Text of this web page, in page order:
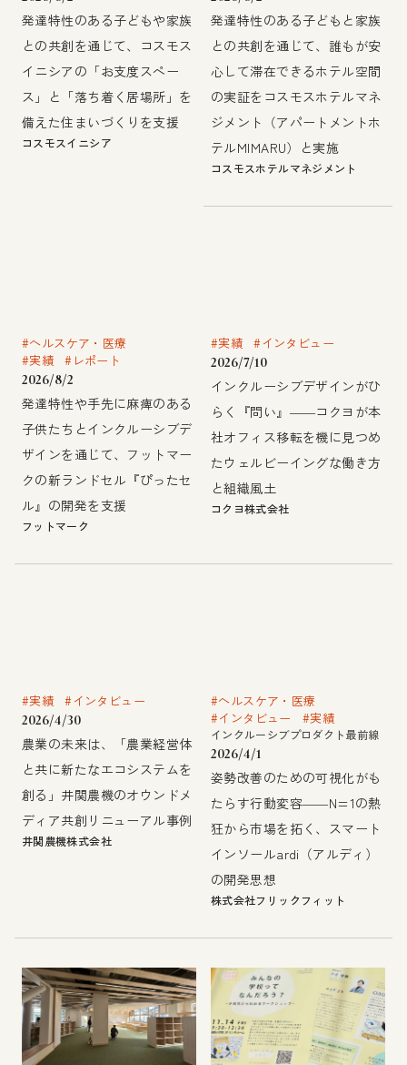
発達特性のある子どもや家族
との共創を通じて、コスモス
イニシアの「お支度スペー
ス」と「落ち着く居場所」を
備えた住まいづくりを支援
コスモスイニシア
発達特性のある子どもと家族
との共創を通じて、誰もが安
心して滞在できるホテル空間
の実証をコスモスホテルマネ
ジメント（アパートメントホ
テルMIMARU）と実施
コスモスホテルマネジメント
発達特性や手先に麻痺のある
子供たちとインクルーシブデ
ザインを通じて、フットマー
クの新ランドセル『ぴったセ
ル』の開発を支援
2026/8/2
フットマーク
#ヘルスケア・医療
#実績
#レポート
インクルーシブデザインがひ
らく『問い』――コクヨが本
社オフィス移転を機に見つめ
たウェルビーイングな働き方
と組織風土
2026/7/10
コクヨ株式会社
#実績 #インタビュー
農業の未来は、「農業経営体
と共に新たなエコシステムを
創る」井関農機のオウンドメ
ディア共創リニューアル事例
2026/4/30
井関農機株式会社
#実績 #インタビュー
姿勢改善のための可視化がも
たらす行動変容――N=1の熱
狂から市場を拓く、スマート
インソールardi（アルディ）
の開発思想
2026/4/1
株式会社フリックフィット
#ヘルスケア・医療
#インタビュー
#実績
インクルーシブプロダクト最前線